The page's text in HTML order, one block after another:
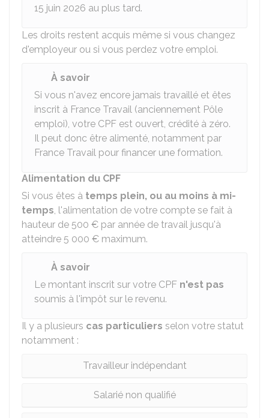
15 juin 2026 au plus tard.
Les droits restent acquis même si vous changez
d'employeur ou si vous perdez votre emploi.
À savoir
Si vous n'avez encore jamais travaillé et êtes
inscrit à France Travail (anciennement Pôle
emploi), votre CPF est ouvert, crédité à zéro.
Il peut donc être alimenté, notamment par
France Travail pour financer une formation.
Alimentation du CPF
Si vous êtes à temps plein, ou au moins à mi-
temps, l'alimentation de votre compte se fait à
hauteur de 500 € par année de travail jusqu'à
atteindre 5 000 € maximum.
À savoir
Le montant inscrit sur votre CPF n'est pas
soumis à l'impôt sur le revenu.
Il y a plusieurs cas particuliers selon votre statut
notamment :
Travailleur indépendant
Salarié non qualifié